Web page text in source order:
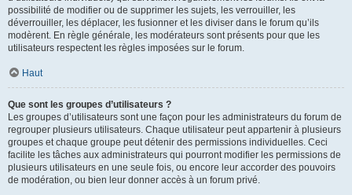
possibilité de modifier ou de supprimer les sujets, les verrouiller, les
déverrouiller, les déplacer, les fusionner et les diviser dans le forum qu’ils
modèrent. En règle générale, les modérateurs sont présents pour que les
utilisateurs respectent les règles imposées sur le forum.
Haut
Que sont les groupes d’utilisateurs ?
Les groupes d’utilisateurs sont une façon pour les administrateurs du forum de
regrouper plusieurs utilisateurs. Chaque utilisateur peut appartenir à plusieurs
groupes et chaque groupe peut détenir des permissions individuelles. Ceci
facilite les tâches aux administrateurs qui pourront modifier les permissions de
plusieurs utilisateurs en une seule fois, ou encore leur accorder des pouvoirs
de modération, ou bien leur donner accès à un forum privé.